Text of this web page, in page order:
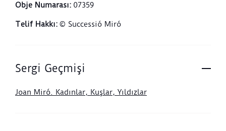
Obje Numarası: 07359
Telif Hakkı: © Successió Miró
Sergi Geçmişi
Joan Miró. Kadınlar, Kuşlar, Yıldızlar